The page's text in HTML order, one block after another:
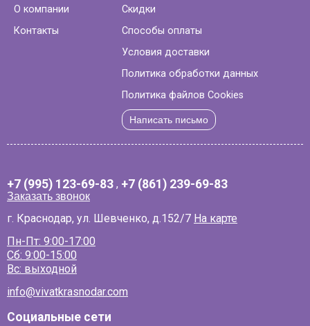
О компании
Контакты
Скидки
Способы оплаты
Условия доставки
Политика обработки данных
Политика файлов Cookies
Написать письмо
+7 (995) 123-69-83 , +7 (861) 239-69-83
Заказать звонок
г. Краснодар, ул. Шевченко, д.152/7 На карте
Пн-Пт: 9:00-17:00
Сб: 9:00-15:00
Вс: выходной
info@vivatkrasnodar.com
Социальные сети